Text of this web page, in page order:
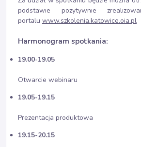
podstawie pozytywnie
portalu www.szkolenia.katowice.oia.pl
Harmonogram spotkania:
19.00-19.05
Otwarcie webinaru
19.05-19.15
Prezentacja produktowa
19.15-20.15